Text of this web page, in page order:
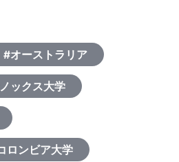
#オーストラリア
ックス大学
ロンビア大学